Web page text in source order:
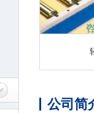
公司简